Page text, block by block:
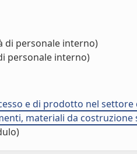
di personale interno)
personale interno)
e di prodotto nel
materiali da